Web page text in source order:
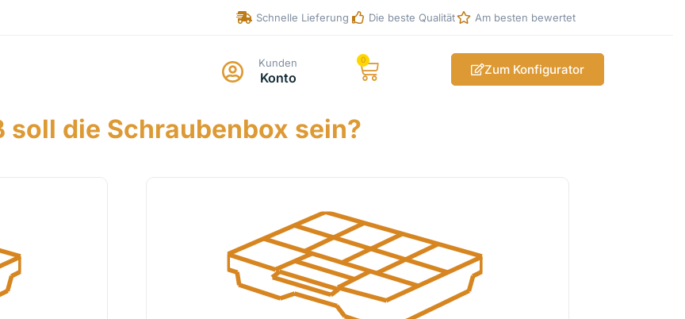
Schnelle Lieferung Die beste Qualität Am besten bewertet
Kunden
Konto
0
Zum Konfigurator
soll die Schraubenbox sein?